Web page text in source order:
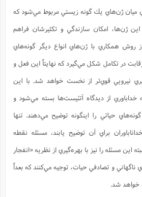
ميان ژن‌هاي يك گونه زيستي مربوط مي‌شود كه
ژن‌ها، امكان سازندگي و تكثيرشان فراهم
روش همكاري با ژن‌هاي انواع ديگر گونه‌هاي
در تكامل شكل مي‌گيرد كه نهايتاً اين فعل و
نيرويي قوي‌تر از نخست خواهد شد. با اين
خداباوري از ديدگاه آتئيست‌ها بسته مي‌شود و
حياتي را اينگونه توضيح مي‌دهند. تنها
براي آن توضيح يابند، مسئله نقطه
مسئله را نيز با بهره‌گيري از نظريه «انفجار
و تصادفي حيات، توجيه مي‌كنند كه بعداً
خواهد شد.